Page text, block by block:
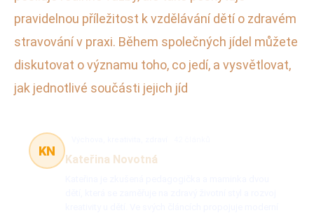
pravidelnou příležitost k vzdělávání dětí o zdravém
stravování v praxi. Během společných jídel můžete
diskutovat o významu toho, co jedí, a vysvětlovat,
jak jednotlivé součásti jejich jíd
KN
Kateřina Novotná